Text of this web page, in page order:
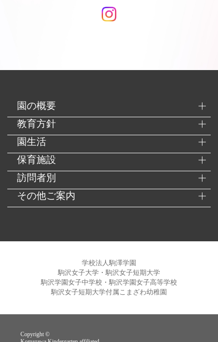
園の概要
教育方針
園生活
保育施設
訪問者別
その他ご案内
学校法人駒澤学園
駒沢女子大学・駒沢女子短期大学
駒沢学園女子中学校・駒沢学園女子高等学校
駒沢女子短期大学付属こまざわ幼稚園
Copyright ©